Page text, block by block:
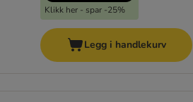
Klikk her - spar -25%
Legg i handlekurv